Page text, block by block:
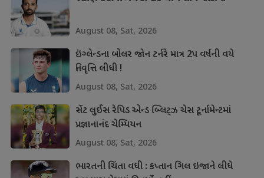
August 08, Sat, 2026
ઇંગ્લેન્ડના બોલર જોન ટર્નરે માત્ર 2પ વર્ષની વયે
નિવૃત્તિ લીધી !
August 08, Sat, 2026
સેંટ લુઈસ રેપિડ એન્ડ બ્લિટ્ઝ ચેસ ટૂર્નામેન્ટમાં
પ્રજ્ઞાનાનંદ ચેમ્પિયન
August 08, Sat, 2026
ભારતની ચિંતા વધી : કપ્તાન ગિલ ઇજાને લીધે